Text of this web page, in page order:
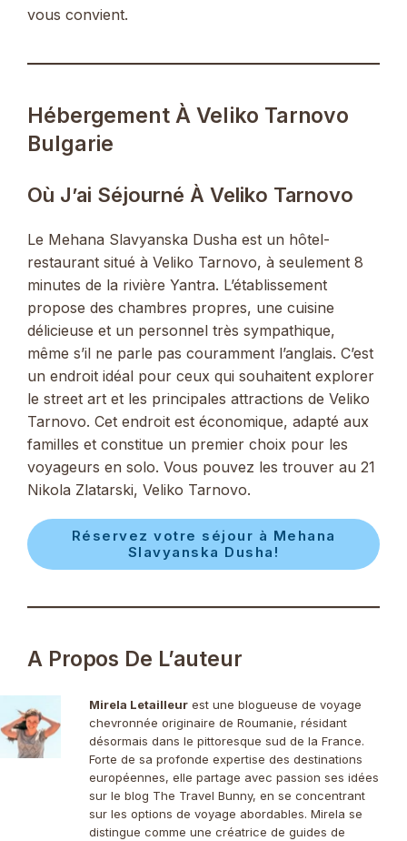
vous convient.
Hébergement À Veliko Tarnovo
Bulgarie
Où J’ai Séjourné À Veliko Tarnovo
Le Mehana Slavyanska Dusha est un hôtel-
restaurant situé à Veliko Tarnovo, à seulement 8
minutes de la rivière Yantra. L’établissement
propose des chambres propres, une cuisine
délicieuse et un personnel très sympathique,
même s’il ne parle pas couramment l’anglais. C’est
un endroit idéal pour ceux qui souhaitent explorer
le street art et les principales attractions de Veliko
Tarnovo. Cet endroit est économique, adapté aux
familles et constitue un premier choix pour les
voyageurs en solo. Vous pouvez les trouver au 21
Nikola Zlatarski, Veliko Tarnovo.
Réservez votre séjour à Mehana
Slavyanska Dusha!
A Propos De L’auteur
Mirela Letailleurest une blogueuse de voyage
chevronnée originaire de Roumanie, résidant
désormais dans le pittoresque sud de la France.
Forte de sa profonde expertise des destinations
européennes, elle partage avec passion ses idées
sur le blog The Travel Bunny, en se concentrant
sur les options de voyage abordables. Mirela se
distingue comme une créatrice de guides de